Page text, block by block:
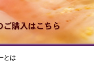
とは